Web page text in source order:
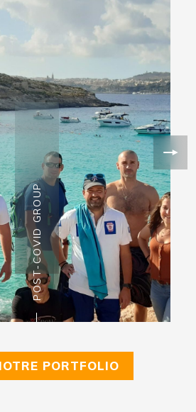
POST-COVID GROUP
PORTFOLIO